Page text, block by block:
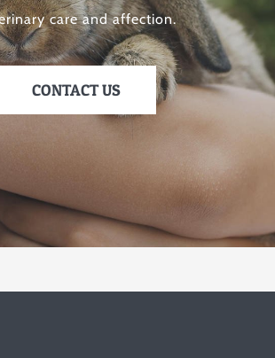
care and affection.
CONTACT US